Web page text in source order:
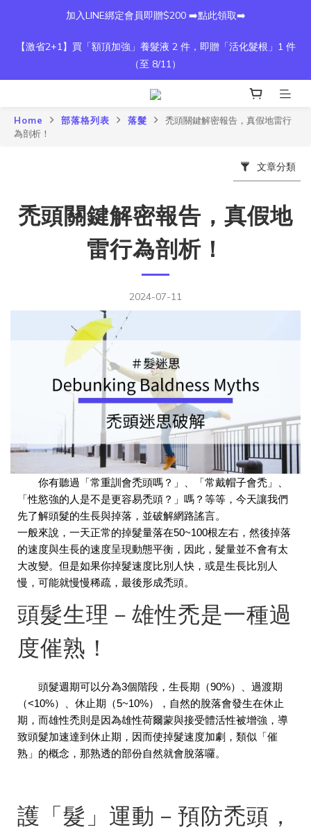
加入LINE綁定會員即贈$200 ➡️點此領取➡️
【激省2+1】買「額頂加強」養髮液 2 件，即贈「活化髮根」1 件
（至 8/11）
Home 部落格列表 落髮
禿頭關鍵解密報告，真假地雷行
為剖析！
文章分類
禿頭關鍵解密報告，真假地
雷行為剖析！
2024-07-11
你有聽過「常重訓會禿頭嗎？」、「常戴帽子會禿」、
「性慾強的人是不是更容易禿頭？」嗎？等等，今天讓我們
先了解頭髮的生長與掉落，並破解網路謠言。
一般來說，一天正常的掉髮量落在50~100根左右，然後掉落
的速度與生長的速度呈現動態平衡，因此，髮量並不會有太
大改變。但是如果你掉髮速度比別人快，或是生長比別人
慢，可能就慢慢稀疏，最後形成禿頭。
頭髮生理－雄性禿是一種過
度催熟！
頭髮週期可以分為3個階段，生長期（90%）、過渡期
（<10%）、休止期（5~10%），自然的脫落會發生在休止
期，而雄性禿則是因為雄性荷爾蒙與接受體活性被增強，導
致頭髮加速達到休止期，因而使掉髮速度加劇，類似「催
熟」的概念，那熟透的部份自然就會脫落囉。
護「髮」運動－預防禿頭，